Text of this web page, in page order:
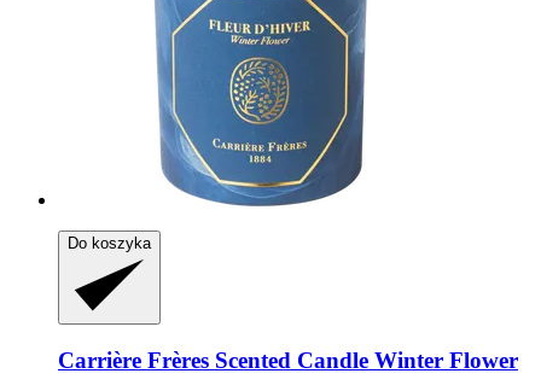
Do koszyka
Carrière Frères Scented Candle Winter Flower